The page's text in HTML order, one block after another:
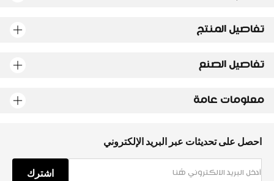
تفاصيل المنتج
تفاصيل الصنع
معلومات عامة
احصل على تحديثات عبر البريد الإلكتروني
اشترك